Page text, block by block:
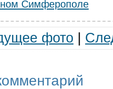
Симферополе
фото